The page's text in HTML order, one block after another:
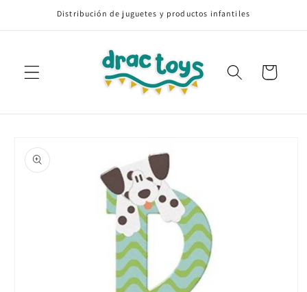
directamenteDistribución de juguetes y productos infantiles
Carrito
a la
información
del producto